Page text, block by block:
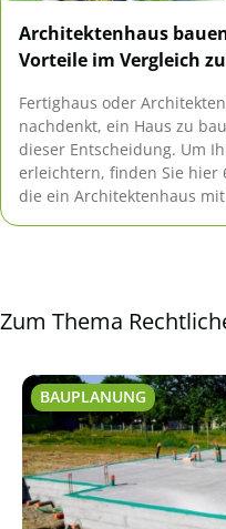
Architektenhaus
Vorteile im Vergleich
Fertighaus oder
nachdenkt, ein Haus zu
dieser Entscheidung. Um
erleichtern, finden Sie hier
die ein Architektenhaus
Zum Thema
BAUPLANUNG